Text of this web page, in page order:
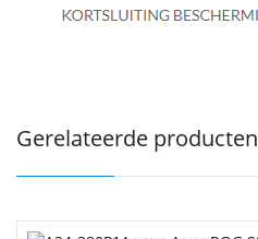
Gerelateerde producten